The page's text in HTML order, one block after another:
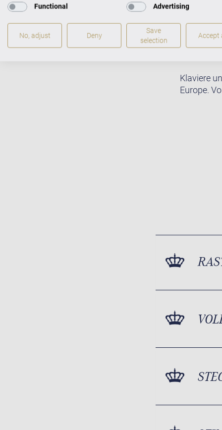
Klaviere
Europe.
Functional Advertising
No, adjust Deny
Save
selection
Accept